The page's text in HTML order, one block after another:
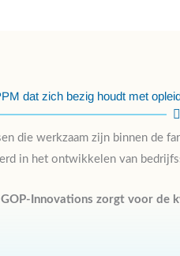
dat zich bezig houdt met
die werkzaam zijn binnen de
in het ontwikkelen van
Innovations zorgt voor de